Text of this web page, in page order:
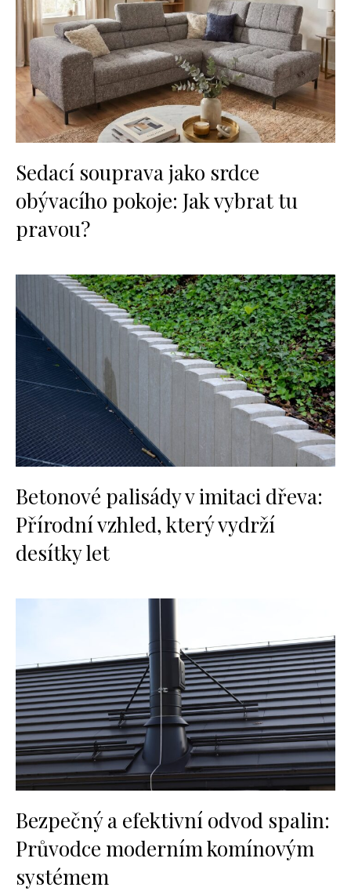
Sedací souprava jako srdce
obývacího pokoje: Jak vybrat tu
pravou?
Betonové palisády v imitaci dřeva:
Přírodní vzhled, který vydrží
desítky let
Bezpečný a efektivní odvod spalin:
Průvodce moderním komínovým
systémem